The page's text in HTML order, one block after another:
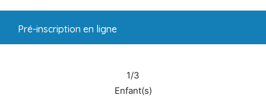
Pré-inscription en ligne
1/3
Enfant(s)